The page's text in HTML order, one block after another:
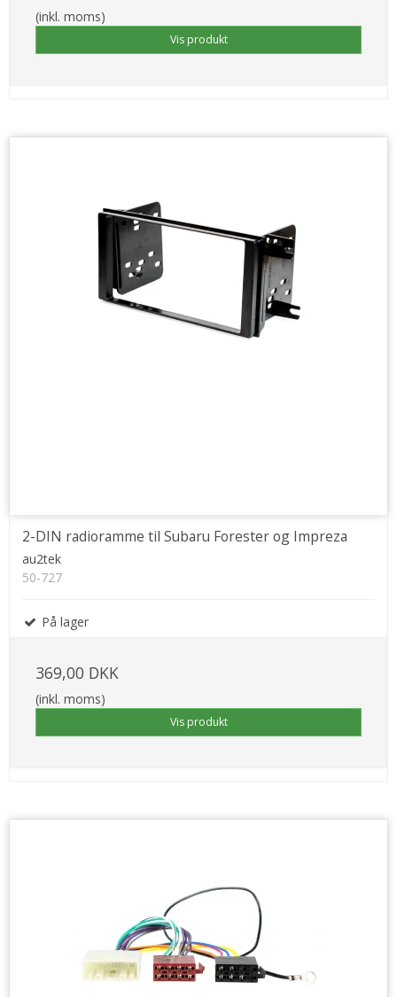
(inkl. moms)
Vis produkt
2-DIN radioramme til Subaru Forester og Impreza
au2tek
50-727
På lager
369,00 DKK
(inkl. moms)
Vis produkt